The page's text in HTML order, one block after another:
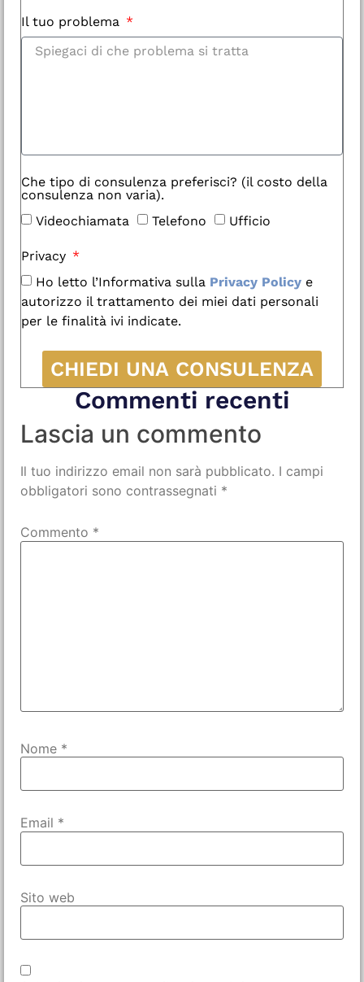
Il tuo problema
Che tipo di consulenza preferisci? (il costo della
consulenza non varia).
Videochiamata
Telefono Ufficio
Privacy
Ho letto l’Informativa sulla Privacy Policy e
autorizzo il trattamento dei miei dati personali
per le finalità ivi indicate.
CHIEDI UNA CONSULENZA
Commenti recenti
Lascia un commento
Il tuo indirizzo email non sarà pubblicato. I campi
obbligatori sono contrassegnati *
Commento *
Nome *
Email *
Sito web